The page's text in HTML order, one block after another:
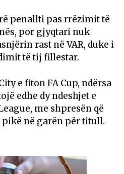
penallti pas rrëzimit të
por gjyqtari nuk
rast në VAR, duke i
të tij fillestar.
e fiton FA Cup, ndërsa
edhe dy ndeshjet e
, me shpresën që
pikë në garën për titull.